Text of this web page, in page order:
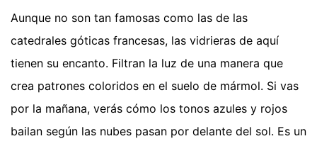
Aunque no son tan famosas como las de las
catedrales góticas francesas, las vidrieras de aquí
tienen su encanto. Filtran la luz de una manera que
crea patrones coloridos en el suelo de mármol. Si vas
por la mañana, verás cómo los tonos azules y rojos
bailan según las nubes pasan por delante del sol. Es un